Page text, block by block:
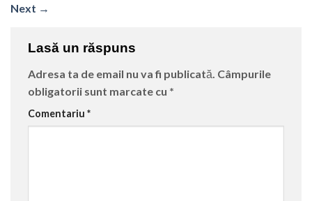
Next →
Lasă un răspuns
Adresa ta de email nu va fi publicată. Câmpurile
obligatorii sunt marcate cu *
Comentariu *